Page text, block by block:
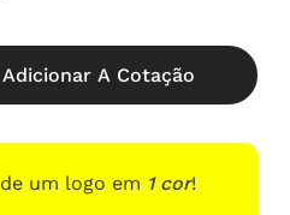
Adicionar A Cotação
de um logo em 1 cor!